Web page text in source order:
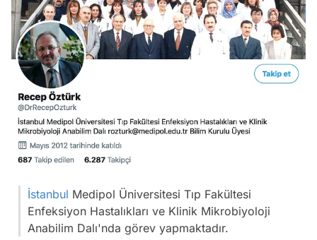
İstanbul Medipol Üniversitesi Tıp Fakültesi
Enfeksiyon Hastalıkları ve Klinik Mikrobiyoloji
Anabilim Dalı'nda görev yapmaktadır.